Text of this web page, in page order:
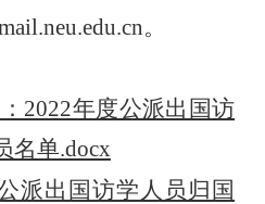
。
2022年度公派出国访
名单.docx
派出国访学人员归国